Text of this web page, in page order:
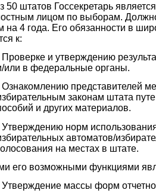
50 штатов Госсекретарь
лицом по выборам.
на 4 года. Его обязанности в
к:
Проверке и утверждению
или в федеральные органы.
Ознакомлению представителей
законам штата
и других материалов.
Утверждению норм
автоматов/
на местах в штате.
его возможными функциями
Утверждение массы форм